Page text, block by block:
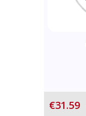
€31.59